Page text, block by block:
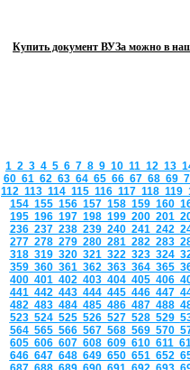
Купить документ ВУЗа можно в
1 2 3 4 5 6 7 8 9 10 11 12 13
60 61 62 63 64 65 66 67 68 69
112 113 114 115 116 117 118 119
154 155 156 157 158 159 160
195 196 197 198 199 200 201
236 237 238 239 240 241 242
277 278 279 280 281 282 283
318 319 320 321 322 323 324
359 360 361 362 363 364 365
400 401 402 403 404 405 406
441 442 443 444 445 446 447
482 483 484 485 486 487 488
523 524 525 526 527 528 529
564 565 566 567 568 569 570
605 606 607 608 609 610 611
646 647 648 649 650 651 652